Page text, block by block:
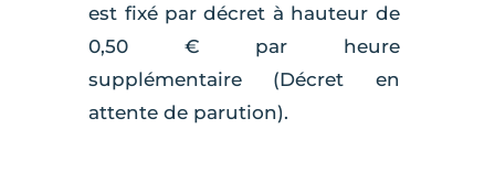
est fixé par décret à hauteur de
0,50 € par heure
supplémentaire (Décret en
attente de parution).